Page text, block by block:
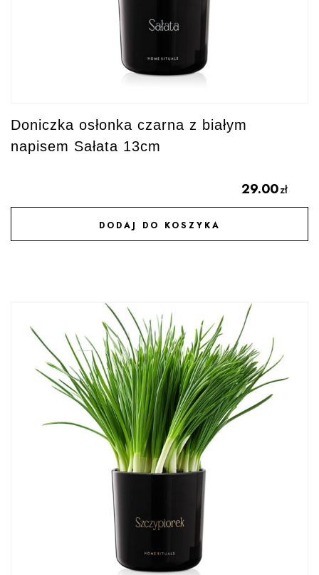
Doniczka osłonka czarna z białym
napisem Sałata 13cm
29.00zł
DODAJ DO KOSZYKA
DODAJ DO ULUBIONYCH